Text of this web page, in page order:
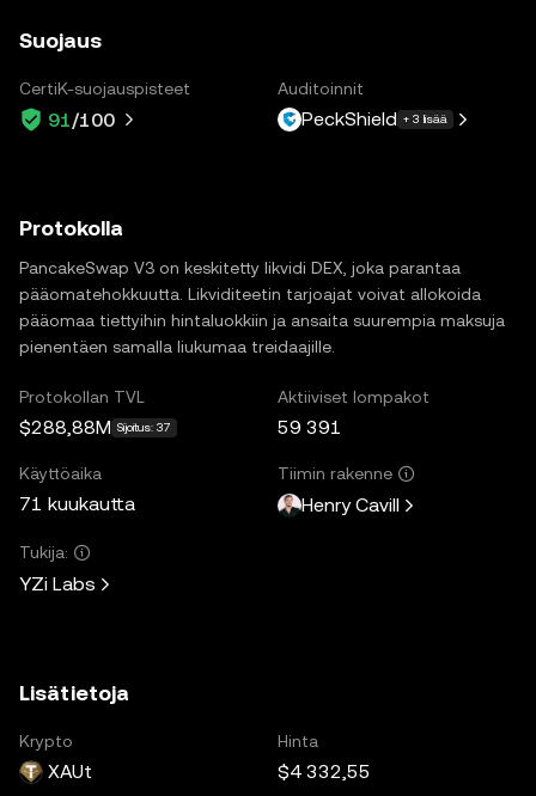
Suojaus
CertiK-suojauspisteet
91/100
Auditoinnit
PeckShield + 3 lisää
Protokolla
PancakeSwap V3 on keskitetty likvidi DEX, joka parantaa
pääomatehokkuutta. Likviditeetin tarjoajat voivat allokoida
pääomaa tiettyihin hintaluokkiin ja ansaita suurempia maksuja
pienentäen samalla liukumaa treidaajille.
Protokollan TVL
$288,88M Sijoitus: 37
Aktiiviset lompakot
59 391
Käyttöaika
71 kuukautta
Tiimin rakenne
Henry Cavill
Tukija:
YZi Labs
Lisätietoja
Krypto
XAUt
Hinta
$4 332,55